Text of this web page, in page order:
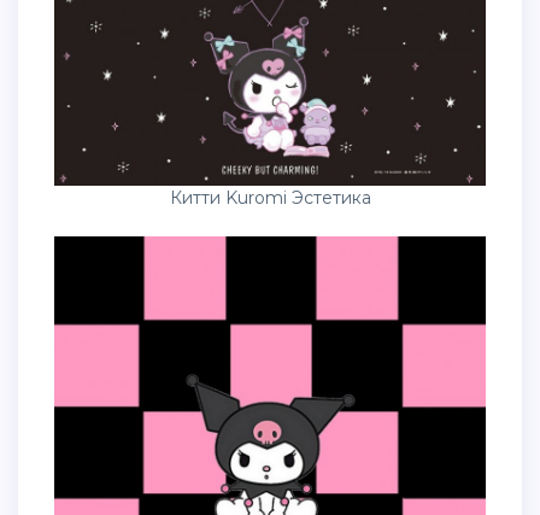
Китти Kuromi Эстетика